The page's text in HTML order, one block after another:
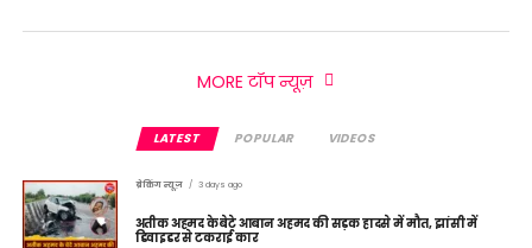
MORE टॉप न्यूज़
LATEST POPULAR VIDEOS
ब्रेकिंग न्यूज़ 3 days ago
अतीक अहमद के बेटे आबान अहमद की सड़क हादसे में मौत, झांसी में
डिवाइडर से टकराई कार